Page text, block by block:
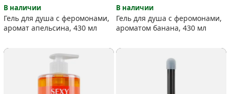
В наличии
Гель для душа с феромонами,
аромат апельсина, 430 мл
В наличии
Гель для душа с феромонами,
ароматом банана, 430 мл